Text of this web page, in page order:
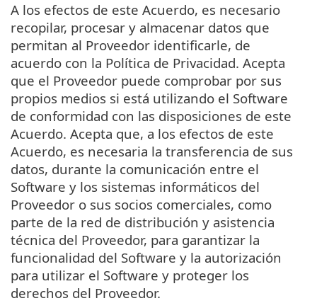
A los efectos de este Acuerdo, es necesario
recopilar, procesar y almacenar datos que
permitan al Proveedor identificarle, de
acuerdo con la Política de Privacidad. Acepta
que el Proveedor puede comprobar por sus
propios medios si está utilizando el Software
de conformidad con las disposiciones de este
Acuerdo. Acepta que, a los efectos de este
Acuerdo, es necesaria la transferencia de sus
datos, durante la comunicación entre el
Software y los sistemas informáticos del
Proveedor o sus socios comerciales, como
parte de la red de distribución y asistencia
técnica del Proveedor, para garantizar la
funcionalidad del Software y la autorización
para utilizar el Software y proteger los
derechos del Proveedor.